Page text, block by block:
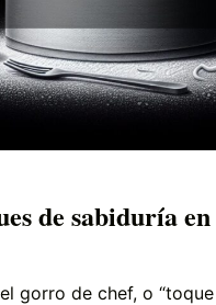
de sabiduría
gorro de chef, o “toque